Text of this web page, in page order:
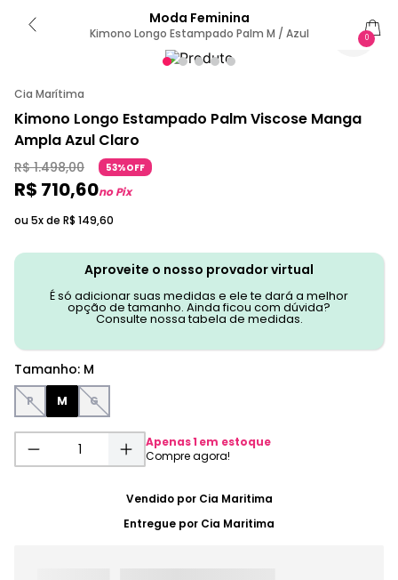
Moda Feminina
Kimono Longo Estampado Palm M / Azul 0
Cia Marítima
Kimono Longo Estampado Palm Viscose Manga
Ampla Azul Claro
R$ 1.498,00 53%OFF
R$ 710,60no Pix
ou 5x de R$ 149,60
Aproveite o nosso provador virtual
É só adicionar suas medidas e ele te dará a melhor
opção de tamanho. Ainda ficou com dúvida?
Consulte nossa tabela de medidas.
Tamanho: M
P M G
Apenas1 em estoque
Vendido por Cia Maritima
Entregue por Cia Maritima